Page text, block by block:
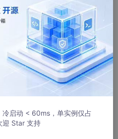
学习】融合的全新思路
17:52:42
RL）的结合，这是一个非常活跃
构数据，而DRL擅长在动态环境
发出同时学习图结构表示和做出
智能模型。
启动 < 60ms，单实例仅占
迎 Star 支持